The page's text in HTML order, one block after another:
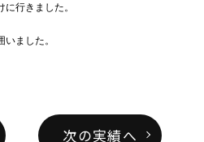
行きました。
ました。
次の実績へ